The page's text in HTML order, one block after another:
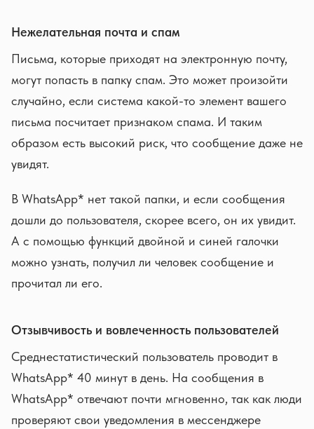
Нежелательная почта и спам
Письма, которые приходят на электронную почту,
могут попасть в папку спам. Это может произойти
случайно, если система какой-то элемент вашего
письма посчитает признаком спама. И таким
образом есть высокий риск, что сообщение даже не
увидят.
В WhatsApp* нет такой папки, и если сообщения
дошли до пользователя, скорее всего, он их увидит.
А с помощью функций двойной и синей галочки
можно узнать, получил ли человек сообщение и
прочитал ли его.
Отзывчивость и вовлеченность пользователей
Среднестатистический пользователь проводит в
WhatsApp* 40 минут в день. На сообщения в
WhatsApp* отвечают почти мгновенно, так как люди
проверяют свои уведомления в мессенджере